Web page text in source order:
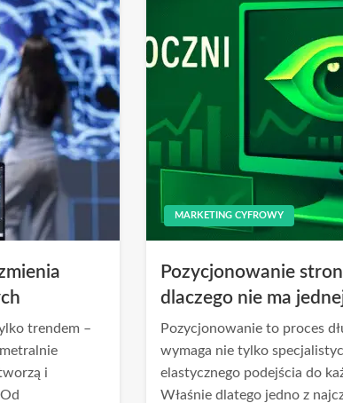
trendem –
i
MARKETING CYFROWY
Pozycjonowanie
dlaczego nie ma
Pozycjonowanie to proces
wymaga nie tylko
elastycznego podejścia do
Właśnie dlatego jedno z